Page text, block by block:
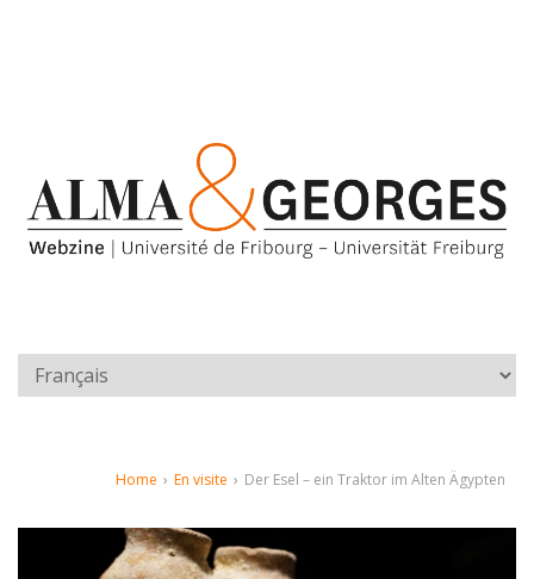
Home › En visite › Der Esel – ein Traktor im Alten Ägypten